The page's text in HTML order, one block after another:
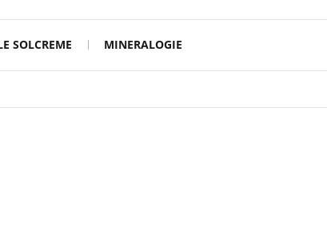
SOLCREME MINERALOGIE